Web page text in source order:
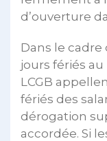
d’ouverture
Dans le cadre
jours fériés au
LCGB
fériés des
dérogation
accordée. Si